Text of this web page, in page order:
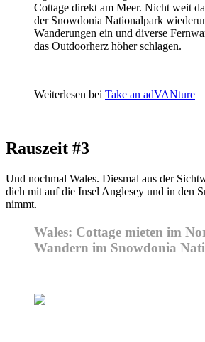
Cottage direkt am Meer. Nicht weit
der Snowdonia Nationalpark
Wanderungen ein und diverse
das Outdoorherz höher schlagen.
Weiterlesen bei Take an adVANture
Rauszeit #3
Und nochmal Wales. Diesmal aus der
dich mit auf die Insel Anglesey und in den
nimmt.
Wales: Cottage mieten im
Wandern im Snowdonia